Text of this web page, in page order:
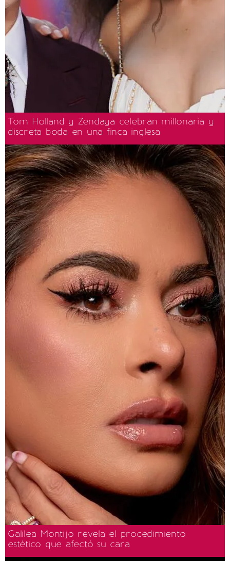
Tom Holland y Zendaya celebran millonaria y
discreta boda en una finca inglesa
Galilea Montijo revela el procedimiento
estético que afectó su cara